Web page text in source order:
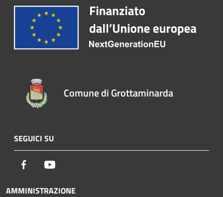
Comune di Grottaminarda
SEGUICI SU
Facebook
AMMINISTRAZIONE